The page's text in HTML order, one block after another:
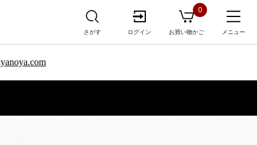
さがす ログイン お買い物かご
0
メニュー